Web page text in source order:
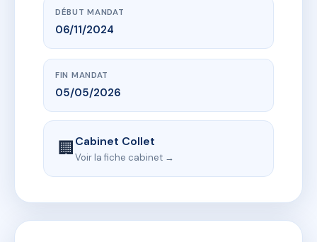
DÉBUT MANDAT
06/11/2024
FIN MANDAT
05/05/2026
🏢Cabinet Collet
Voir la fiche cabinet →